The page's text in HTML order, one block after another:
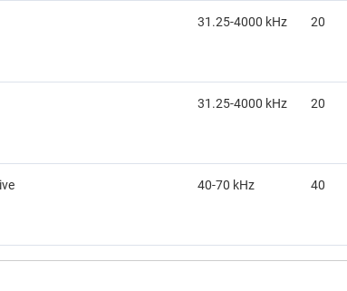
31.25-4000 kHz 20
31.25-4000 kHz 20
40-70 kHz 40